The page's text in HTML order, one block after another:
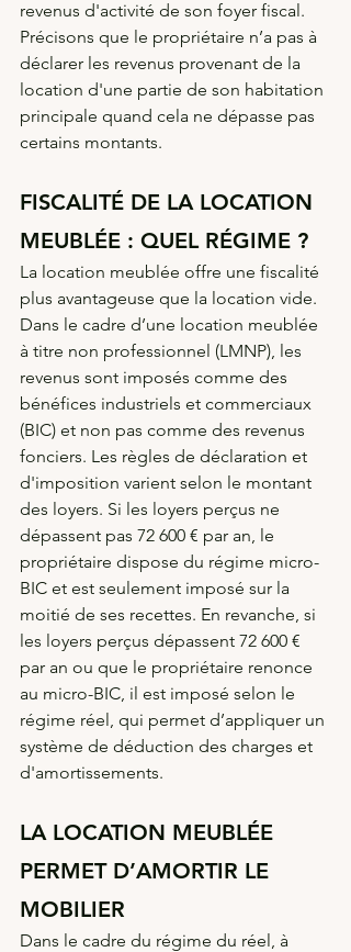
revenus d'activité de son foyer fiscal.
Précisons que le propriétaire n’a pas à
déclarer les revenus provenant de la
location d'une partie de son habitation
principale quand cela ne dépasse pas
certains montants.
FISCALITÉ DE LA LOCATION
MEUBLÉE : QUEL RÉGIME ?
La location meublée offre une fiscalité
plus avantageuse que la location vide.
Dans le cadre d’une location meublée
à titre non professionnel (LMNP), les
revenus sont imposés comme des
bénéfices industriels et commerciaux
(BIC) et non pas comme des revenus
fonciers. Les règles de déclaration et
d'imposition varient selon le montant
des loyers. Si les loyers perçus ne
dépassent pas 72 600 € par an, le
propriétaire dispose du régime micro-
BIC et est seulement imposé sur la
moitié de ses recettes. En revanche, si
les loyers perçus dépassent 72 600 €
par an ou que le propriétaire renonce
au micro-BIC, il est imposé selon le
régime réel, qui permet d’appliquer un
système de déduction des charges et
d'amortissements.
LA LOCATION MEUBLÉE
PERMET D’AMORTIR LE
MOBILIER
Dans le cadre du régime du réel, à